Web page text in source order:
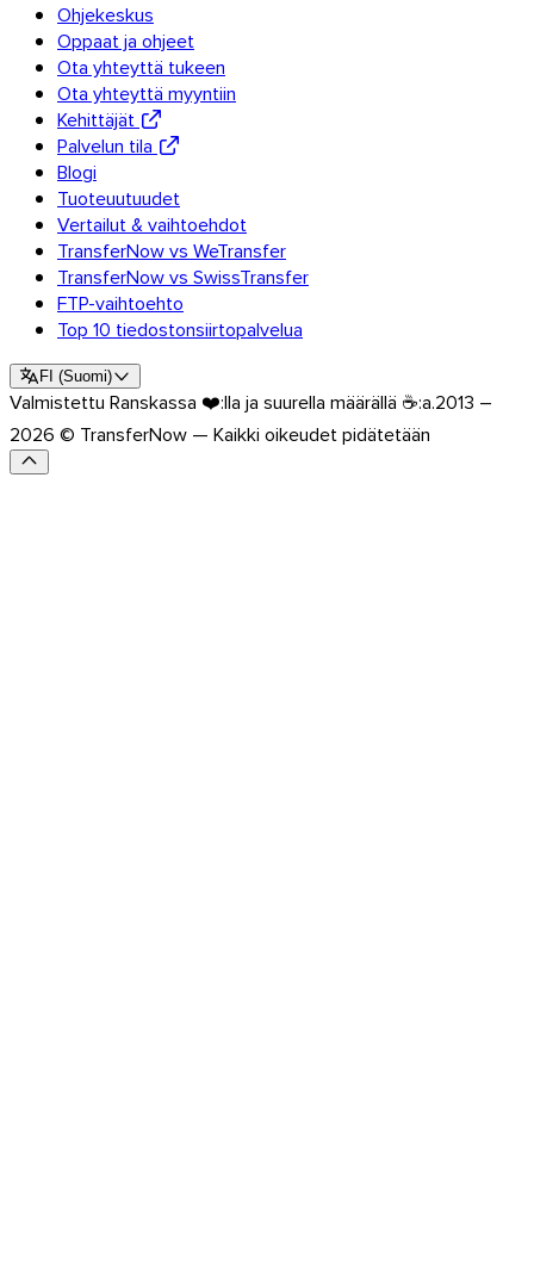
Ohjekeskus
Oppaat ja ohjeet
Ota yhteyttä tukeen
Ota yhteyttä myyntiin
Kehittäjät
Palvelun tila
Blogi
Tuoteuutuudet
Vertailut & vaihtoehdot
TransferNow vs WeTransfer
TransferNow vs SwissTransfer
FTP-vaihtoehto
Top 10 tiedostonsiirtopalvelua
FI (Suomi)
Valmistettu Ranskassa ❤️:lla ja suurella määrällä ☕:a.2013 –
2026 © TransferNow — Kaikki oikeudet pidätetään